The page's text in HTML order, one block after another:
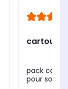
pack
pour son